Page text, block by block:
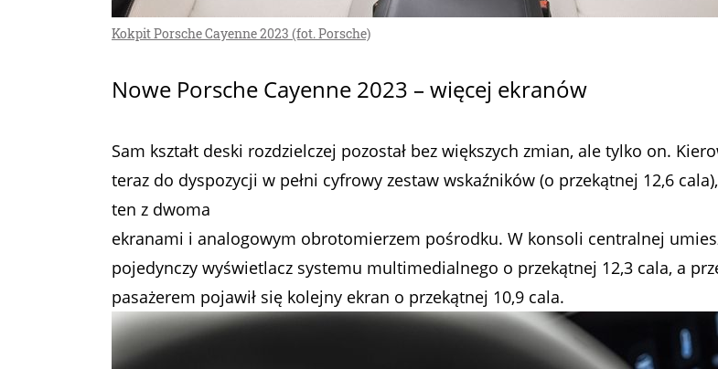
Kokpit Porsche Cayenne 2023 (fot. Porsche)
Nowe Porsche Cayenne 2023 – więcej ekranów
Sam kształt deski rozdzielczej pozostał bez większych zmian, ale tylko on.
teraz do dyspozycji w pełni cyfrowy zestaw wskaźników (o przekątnej 12,6
ten z dwoma
ekranami i analogowym obrotomierzem pośrodku. W konsoli centralnej
pojedynczy wyświetlacz systemu multimedialnego o przekątnej 12,3 cala, a
pasażerem pojawił się kolejny ekran o przekątnej 10,9 cala.